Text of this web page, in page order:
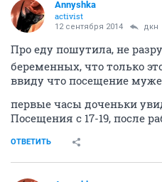
Annyshka
activist
12 сентября 2014 дкн
Про еду пошутила, не
беременных, что только
ввиду что посещение
первые часы доченьки
Посещения с 17-19, после
ОТВЕТИТЬ